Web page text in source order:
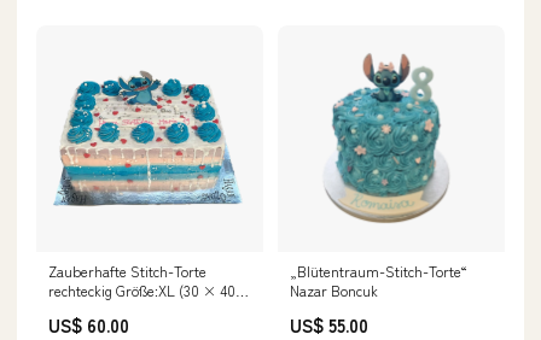
Zauberhafte Stitch-Torte
rechteckig Größe:XL (30 × 40
US$ 60.00
„Blütentraum-Stitch-Torte“
Nazar Boncuk
US$ 55.00